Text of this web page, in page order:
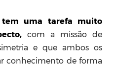
tem uma tarefa muito
com a missão de
e que ambos os
conhecimento de forma